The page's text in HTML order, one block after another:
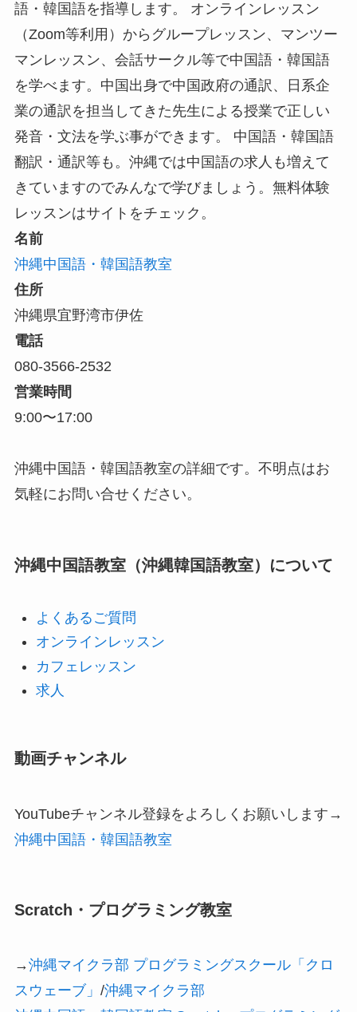
語・韓国語を指導します。 オンラインレッスン
（Zoom等利用）からグループレッスン、マンツー
マンレッスン、会話サークル等で中国語・韓国語
を学べます。中国出身で中国政府の通訳、日系企
業の通訳を担当してきた先生による授業で正しい
発音・文法を学ぶ事ができます。 中国語・韓国語
翻訳・通訳等も。沖縄では中国語の求人も増えて
きていますのでみんなで学びましょう。無料体験
レッスンはサイトをチェック。
名前
沖縄中国語・韓国語教室
住所
沖縄県宜野湾市伊佐
電話
080-3566-2532
営業時間
9:00〜17:00
沖縄中国語・韓国語教室の詳細です。不明点はお
気軽にお問い合せください。
沖縄中国語教室（沖縄韓国語教室）について
よくあるご質問
オンラインレッスン
カフェレッスン
求人
動画チャンネル
YouTubeチャンネル登録をよろしくお願いします→
沖縄中国語・韓国語教室
Scratch・プログラミング教室
→沖縄マイクラ部 プログラミングスクール「クロ
スウェーブ」 /沖縄マイクラ部